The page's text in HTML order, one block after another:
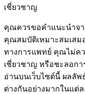
เชี่ยวชาญ
คุณควรขอคำแนะนำจ
คุณสมบัติเหมาะสมเสม
ทางการแพทย์ คุณไม่ค
เชี่ยวชาญ หรือชะลอก
อ่านบนเว็บไซต์นี้ ผลลั
ต่างกันอย่างมากในแต่